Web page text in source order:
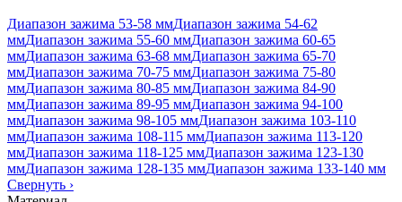
Диапазон зажима 53-58 ммДиапазон зажима 54-62
ммДиапазон зажима 55-60 ммДиапазон зажима 60-65
ммДиапазон зажима 63-68 ммДиапазон зажима 65-70
ммДиапазон зажима 70-75 ммДиапазон зажима 75-80
ммДиапазон зажима 80-85 ммДиапазон зажима 84-90
ммДиапазон зажима 89-95 ммДиапазон зажима 94-100
ммДиапазон зажима 98-105 ммДиапазон зажима 103-110
ммДиапазон зажима 108-115 ммДиапазон зажима 113-120
ммДиапазон зажима 118-125 ммДиапазон зажима 123-130
ммДиапазон зажима 128-135 ммДиапазон зажима 133-140 мм
Свернуть ›